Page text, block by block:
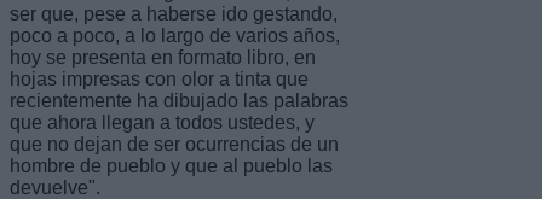
ser que, pese a haberse ido gestando,
poco a poco, a lo largo de varios años,
hoy se presenta en formato libro, en
hojas impresas con olor a tinta que
recientemente ha dibujado las palabras
que ahora llegan a todos ustedes, y
que no dejan de ser ocurrencias de un
hombre de pueblo y que al pueblo las
devuelve".